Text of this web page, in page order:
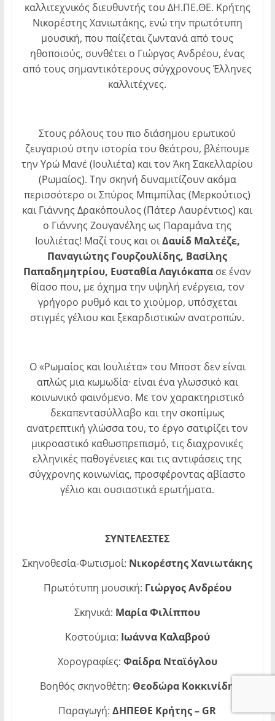
καλλιτεχνικός διευθυντής του ΔΗ.ΠΕ.ΘΕ. Κρήτης
Νικορέστης Χανιωτάκης, ενώ την πρωτότυπη
μουσική, που παίζεται ζωντανά από τους
ηθοποιούς, συνθέτει ο Γιώργος Ανδρέου, ένας
από τους σημαντικότερους σύγχρονους Έλληνες
καλλιτέχνες.
Στους ρόλους του πιο διάσημου ερωτικού
ζευγαριού στην ιστορία του θεάτρου, βλέπουμε
την Υρώ Μανέ (Ιουλιέτα) και τον Άκη Σακελλαρίου
(Ρωμαίος). Την σκηνή δυναμιτίζουν ακόμα
περισσότερο οι Σπύρος Μπιμπίλας (Μερκούτιος)
και Γιάννης Δρακόπουλος (Πάτερ Λαυρέντιος) και
ο Γιάννης Ζουγανέλης ως Παραμάνα της
Ιουλιέτας! Μαζί τους και οιΔαυίδ Μαλτέζε,
Παναγιώτης Γουρζουλίδης, Βασίλης
Παπαδημητρίου, Ευσταθία Λαγιόκαπα σε έναν
θίασο που, με όχημα την υψηλή ενέργεια, τον
γρήγορο ρυθμό και το χιούμορ, υπόσχεται
στιγμές γέλιου και ξεκαρδιστικών ανατροπών.
Ο «Ρωμαίος και Ιουλιέτα» του Μποστ δεν είναι
απλώς μια κωμωδία· είναι ένα γλωσσικό και
κοινωνικό φαινόμενο. Με τον χαρακτηριστικό
δεκαπεντασύλλαβο και την σκοπίμως
ανατρεπτική γλώσσα του, το έργο σατιρίζει τον
μικροαστικό καθωσπρεπισμό, τις διαχρονικές
ελληνικές παθογένειες και τις αντιφάσεις της
σύγχρονης κοινωνίας, προσφέροντας αβίαστο
γέλιο και ουσιαστικά ερωτήματα.
ΣΥΝΤΕΛΕΣΤΕΣ
Σκηνοθεσία-Φωτισμοί: Νικορέστης Χανιωτάκης
Πρωτότυπη μουσική: Γιώργος Ανδρέου
Σκηνικά: Μαρία Φιλίππου
Κοστούμια: Ιωάννα Καλαβρού
Χορογραφίες: Φαίδρα Νταϊόγλου
Βοηθός σκηνοθέτη: Θεοδώρα Κοκκινίδη
Παραγωγή:ΔΗΠΕΘΕ Κρήτης– GR